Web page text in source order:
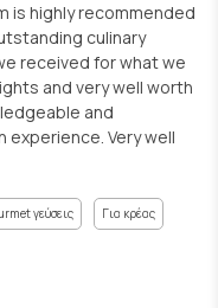
is highly recommended
culinary
received for what we
and very well worth
and
experience. Very well
γεύσεις Για κρέας